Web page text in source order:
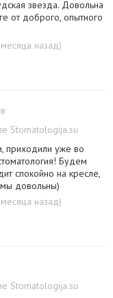
звезда. Довольна
от доброго, опытного
назад)
Stomatologija.su
приходили уже во
Будем
спокойно на кресле,
довольны)
назад)
Stomatologija.su